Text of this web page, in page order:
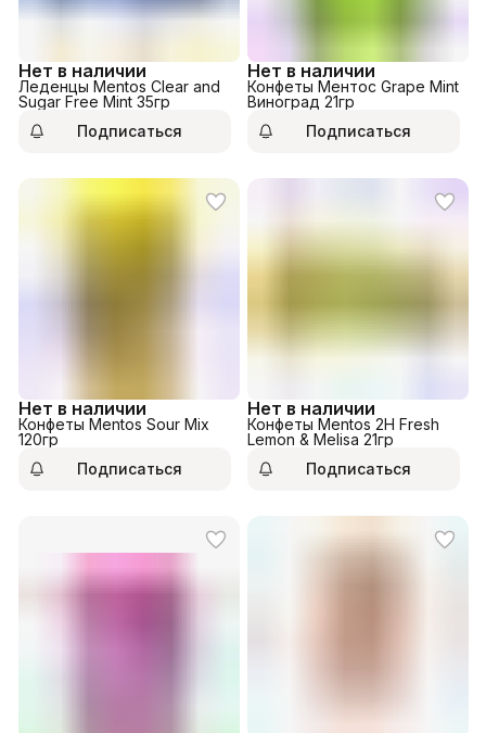
Нет в наличии
Леденцы Mentos Clear and
Sugar Free Mint 35гр
Подписаться
Нет в наличии
Конфеты Ментос Grape Mint
Виноград 21гр
Подписаться
Нет в наличии
Конфеты Mentos Sour Mix
120гр
Подписаться
Нет в наличии
Конфеты Mentos 2Н Fresh
Lemon & Melisa 21гр
Подписаться